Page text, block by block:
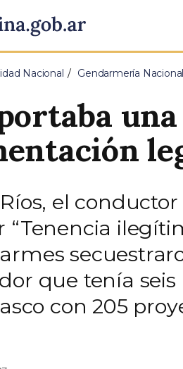
Nacional Gendarmería
el
“Tenencia
que tenía
con 205